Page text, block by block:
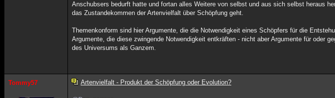
Anschubsers bedurft hatte und fortan alles Weitere von selbst und aus sich selbst heraus
das Zustandekommen der Artenvielfalt über Schöpfung geht.
Themenkonform sind hier Argumente, die die Notwendigkeit eines Schöpfers für die
Argumente, die diese zwingende Notwendigkeit entkräften - nicht aber Argumente für oder
des Universums als Ganzem.
Tommy57 Artenvielfalt - Produkt der Schöpfung oder Evolution?